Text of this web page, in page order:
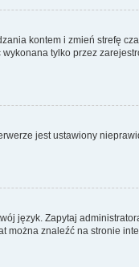
kontem i zmień strefę
tylko przez
jest ustawiony
język. Zapytaj
można znaleźć na stronie